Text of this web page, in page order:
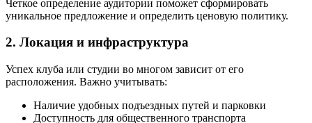
Четкое определение аудитории поможет сформировать
уникальное предложение и определить ценовую политику.
2. Локация и инфраструктура
Успех клуба или студии во многом зависит от его
расположения. Важно учитывать:
Наличие удобных подъездных путей и парковки
Доступность для общественного транспорта